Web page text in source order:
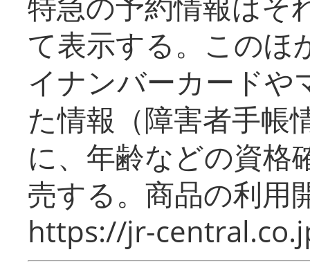
て表示する。このほ
イナンバーカードや
た情報（障害者手帳
に、年齢などの資格
売する。商品の利用
https://jr-